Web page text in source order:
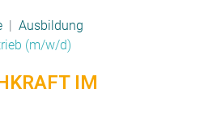
Ausbildung
(m/w/d)
IM